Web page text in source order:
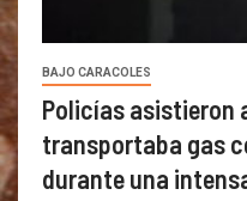
BAJO CARACOLES
Policías asistieron
transportaba gas
durante una